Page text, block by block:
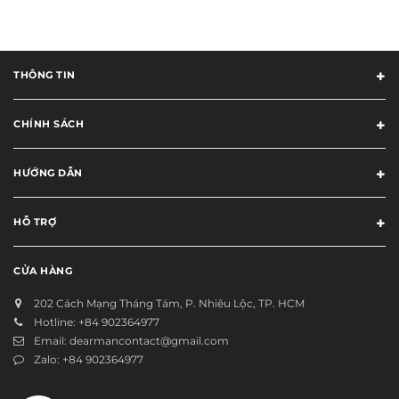
THÔNG TIN
CHÍNH SÁCH
HƯỚNG DẪN
HỖ TRỢ
CỬA HÀNG
202 Cách Mạng Tháng Tám, P. Nhiêu Lộc, TP. HCM
Hotline: +84 902364977
Email: dearmancontact@gmail.com
Zalo: +84 902364977